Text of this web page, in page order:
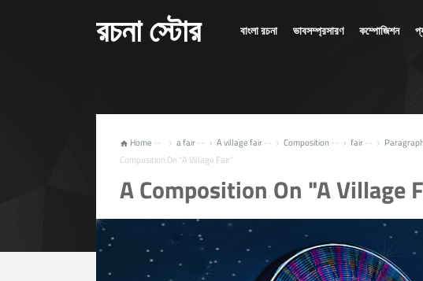
রচনা স্টোর বাংলা রচনা ভাবসম্প্রসারণ কম্পোজিশন
 Home  a fair  A village fair  Composition  fair 
Composition On "A Village Fair"
A Composition On "A Village